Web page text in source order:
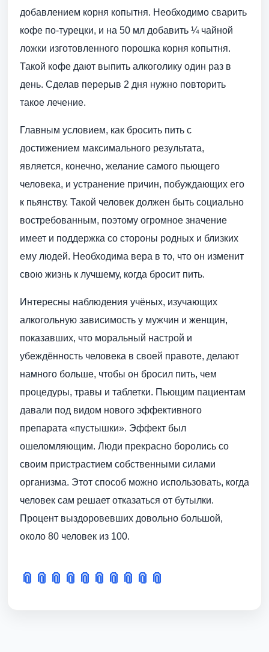
добавлением корня копытня. Необходимо сварить
кофе по-турецки, и на 50 мл добавить ¼ чайной
ложки изготовленного порошка корня копытня.
Такой кофе дают выпить алкоголику один раз в
день. Сделав перерыв 2 дня нужно повторить
такое лечение.
Главным условием, как бросить пить с
достижением максимального результата,
является, конечно, желание самого пьющего
человека, и устранение причин, побуждающих его
к пьянству. Такой человек должен быть социально
востребованным, поэтому огромное значение
имеет и поддержка со стороны родных и близких
ему людей. Необходима вера в то, что он изменит
свою жизнь к лучшему, когда бросит пить.
Интересны наблюдения учёных, изучающих
алкогольную зависимость у мужчин и женщин,
показавших, что моральный настрой и
убеждённость человека в своей правоте, делают
намного больше, чтобы он бросил пить, чем
процедуры, травы и таблетки. Пьющим пациентам
давали под видом нового эффективного
препарата «пустышки». Эффект был
ошеломляющим. Люди прекрасно боролись со
своим пристрастием собственными силами
организма. Этот способ можно использовать, когда
человек сам решает отказаться от бутылки.
Процент выздоровевших довольно большой,
около 80 человек из 100.
📎 📎 📎 📎 📎 📎 📎 📎 📎 📎